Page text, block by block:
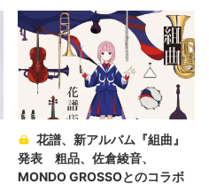
花譜、新アルバム『組曲』
発表 粗品、佐倉綾音、
MONDO GROSSOとのコラボ